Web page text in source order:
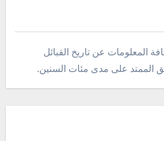
المعلومات عن تاريخ القبائل
الممتد على مدى مئات السنين.